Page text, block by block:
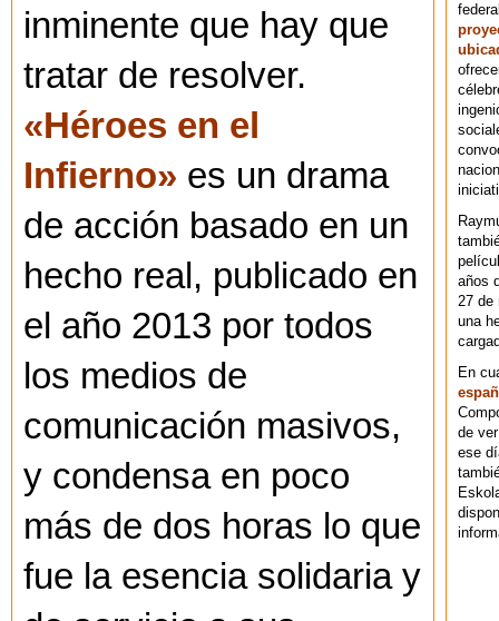
inminente que hay que
tratar de resolver.
«Héroes en el
Infierno» es un drama
de acción basado en un
hecho real, publicado en
el año 2013 por todos
los medios de
comunicación masivos,
y condensa en poco
más de dos horas lo que
fue la esencia solidaria y
años
27 de
una
En
de
ese